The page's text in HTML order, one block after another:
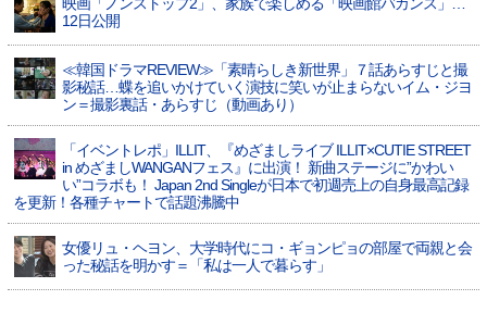
映画「ノンストップ2」、家族で楽しめる「映画館バカンス」…
12日公開
≪韓国ドラマREVIEW≫「素晴らしき新世界」７話あらすじと撮
影秘話…蝶を追いかけていく演技に笑いが止まらないイム・ジヨ
ン＝撮影裏話・あらすじ（動画あり）
「イベントレポ」ILLIT、『めざましライブ ILLIT×CUTIE STREET
in めざましWANGANフェス』に出演！ 新曲ステージに”かわい
い”コラボも！ Japan 2nd Singleが日本で初週売上の自身最高記録
を更新！各種チャートで話題沸騰中
女優リュ・ヘヨン、大学時代にコ・ギョンピョの部屋で両親と会
った秘話を明かす＝「私は一人で暮らす」